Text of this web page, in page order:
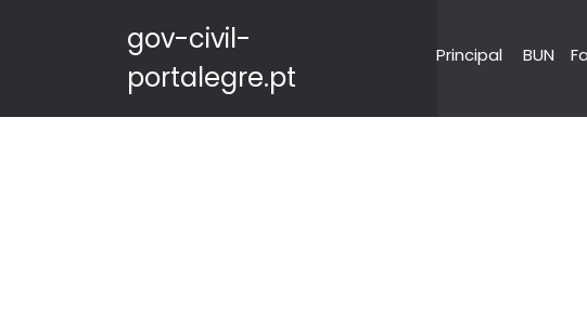
gov-civil-
portalegre.pt
Principal BUN